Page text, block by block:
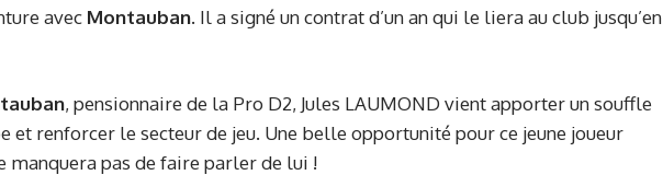
avec Montauban. Il a signé un contrat d’un an qui le liera au club jusqu’en
, pensionnaire de la Pro D2, Jules LAUMOND vient apporter un souffle
et renforcer le secteur de jeu. Une belle opportunité pour ce jeune joueur
manquera pas de faire parler de lui !